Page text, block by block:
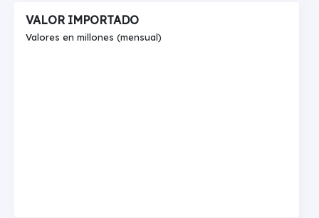
VALOR IMPORTADO
Valores en millones (mensual)